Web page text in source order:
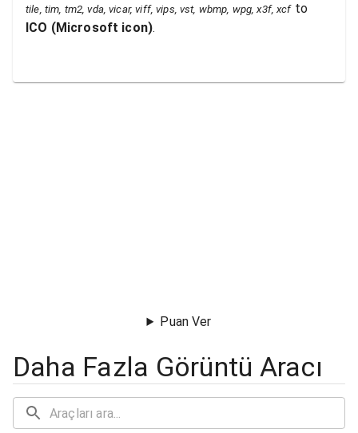
tile, tim, tm2, vda, vicar, viff, vips, vst, wbmp, wpg, x3f, xcfto
ICO (Microsoft icon).
Puan Ver
Daha Fazla Görüntü Aracı